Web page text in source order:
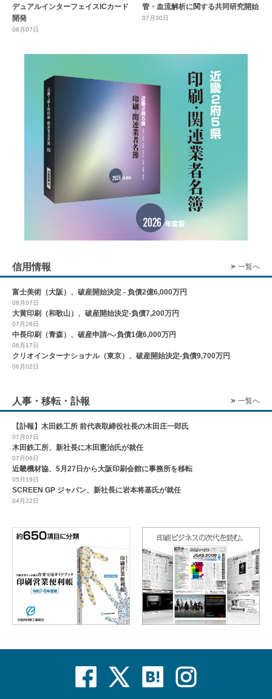
デュアルインターフェイスICカード
開発
08月07日
管・血流解析に関する共同研究開始
07月30日
信用情報 一覧へ
富士美術（大阪）、破産開始決定 - 負債2億6,000万円
08月07日
大黄印刷（和歌山）、破産開始決定-負債7,200万円
07月28日
中長印刷（青森）、破産申請へ-負債1億6,000万円
06月17日
クリオインターナショナル（東京）、破産開始決定-負債9,700万円
06月02日
人事・移転・訃報 一覧へ
【訃報】木田鉄工所 前代表取締役社長の木田庄一郎氏
07月07日
木田鉄工所、新社長に木田憲治氏が就任
07月06日
近畿機材協、5月27日から大阪印刷会館に事務所を移転
05月19日
SCREEN GP ジャパン、新社長に岩本将基氏が就任
04月22日